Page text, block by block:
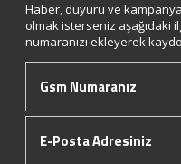
Haber, duyuru ve
olmak isterseniz aşağıdaki
numaranızı ekleyerek